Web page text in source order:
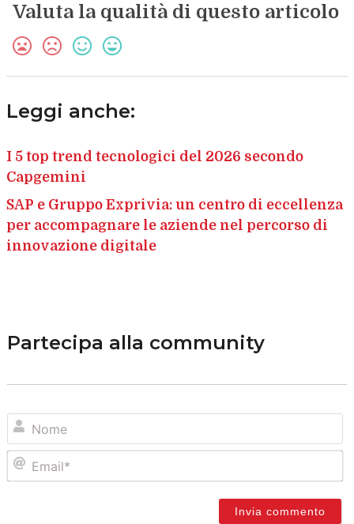
Valuta la qualità di questo articolo
Leggi anche:
I 5 top trend tecnologici del 2026 secondo
Capgemini
SAP e Gruppo Exprivia: un centro di eccellenza
per accompagnare le aziende nel percorso di
innovazione digitale
Partecipa alla community